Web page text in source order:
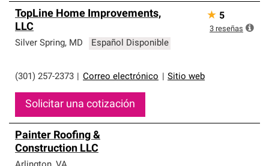
TopLine Home Improvements,
LLC
Silver Spring, MD Español Disponible
(301) 257-2373 Correo electrónico Sitio web
Solicitar una cotización
★ 5
3 reseñas
Painter Roofing &
Construction LLC